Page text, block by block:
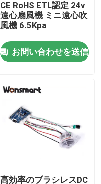
CE RoHS ETL認定 24v
遠心扇風機 ミニ遠心吹
風機 6.5Kpa
お問い合わせを送信
高効率のブラシレスDC